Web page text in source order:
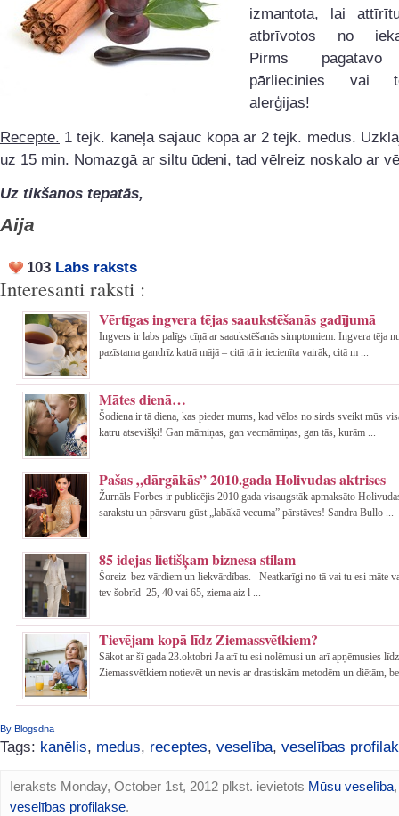
izmantota, lai
atbrīvotos no
Pirms pagatavo
pārliecinies vai
alerģijas!
Recepte. 1 tējk. kanēļa sajauc kopā ar 2 tējk. medus.
uz 15 min. Nomazgā ar siltu ūdeni, tad vēlreiz noskalo ar
Uz tikšanos tepatās,
Aija
103 Labs raksts
Interesanti raksti :
Vērtīgas ingvera tējas saaukstēšanās gadījumā
Ingvers ir labs palīgs cīņā ar saaukstēšanās simptomiem. Ingvera tēja
pazīstama gandrīz katrā mājā – citā tā ir iecienīta vairāk, citā m ...
Mātes dienā…
Šodiena ir tā diena, kas pieder mums, kad vēlos no sirds sveikt mūs
katru atsevišķi! Gan māmiņas, gan vecmāmiņas, gan tās, kurām ...
Pašas „dārgākās” 2010.gada Holivudas aktrises
Žurnāls Forbes ir publicējis 2010.gada visaugstāk apmaksāto
sarakstu un pārsvaru gūst „labākā vecuma” pārstāves! Sandra Bullo ...
85 idejas lietišķam biznesa stilam
Šoreiz bez vārdiem un liekvārdības. Neatkarīgi no tā vai tu esi māte
tev šobrīd 25, 40 vai 65, ziema aiz l ...
Tievējam kopā līdz Ziemassvētkiem?
Sākot ar šī gada 23.oktobri Ja arī tu esi nolēmusi un arī apņēmusies līdz
Ziemassvētkiem notievēt un nevis ar drastiskām metodēm un diētām,
By Blogsdna
Tags: kanēlis, medus, receptes, veselība, veselības
Ieraksts Monday, October 1st, 2012 plkst. ievietots Mūsu veselība,
veselības profilakse.